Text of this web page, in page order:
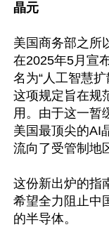
晶元
美国商务部之所
在2025年5月宣
名为“人工智慧
这项规定旨在规
用。由于这一暂
美国最顶尖的AI
流向了受管制地
这份新出炉的指
希望全力阻止中
的半导体。